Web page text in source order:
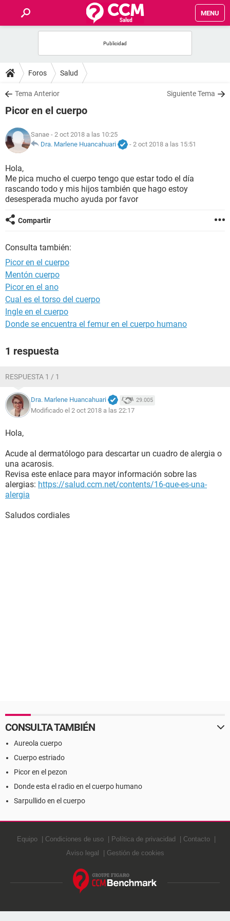
MENU
FOROS
SALUD
NUTRICIÓN
BIENESTAR
SEXUALIDAD
GLOSARIO
Foros Salud
Tema Anterior Siguiente Tema
Picor en el cuerpo
Sanae - 2 oct 2018 a las 10:25
Dra. Marlene Huancahuari
- 2 oct 2018 a las 15:51
Hola,
Me pica mucho el cuerpo tengo que estar todo el día
rascando todo y mis hijos también que hago estoy
desesperada mucho ayuda por favor
Compartir
Consulta también:
Picor en el cuerpo
Mentón cuerpo
Picor en el ano
Cual es el torso del cuerpo
Ingle en el cuerpo
Donde se encuentra el femur en el cuerpo humano
1 respuesta
RESPUESTA 1 / 1
Dra. Marlene Huancahuari 29.005
Modificado el 2 oct 2018 a las 22:17
Hola,
Acude al dermatólogo para descartar un cuadro de alergia o
una acarosis.
Revisa este enlace para mayor información sobre las
alergias: https://salud.ccm.net/contents/16-que-es-una-
alergia
Saludos cordiales
CONSULTA TAMBIÉN
Aureola cuerpo
Cuerpo estriado
Picor en el pezon
Donde esta el radio en el cuerpo humano
Sarpullido en el cuerpo
Equipo Condiciones de uso Política de privacidad
Contacto
Aviso legal
Gestión de cookies